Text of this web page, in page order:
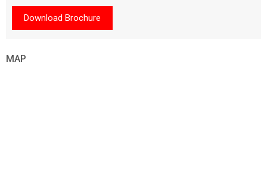
Download Brochure
MAP